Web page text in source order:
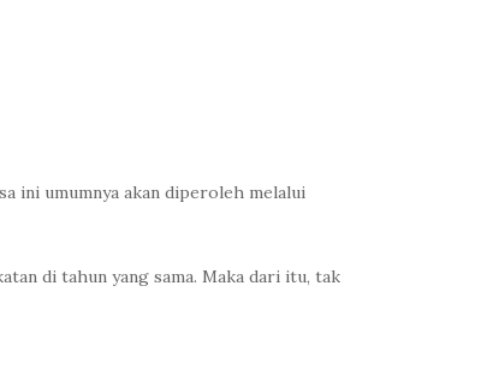
ini umumnya akan diperoleh melalui
di tahun yang sama. Maka dari itu, tak